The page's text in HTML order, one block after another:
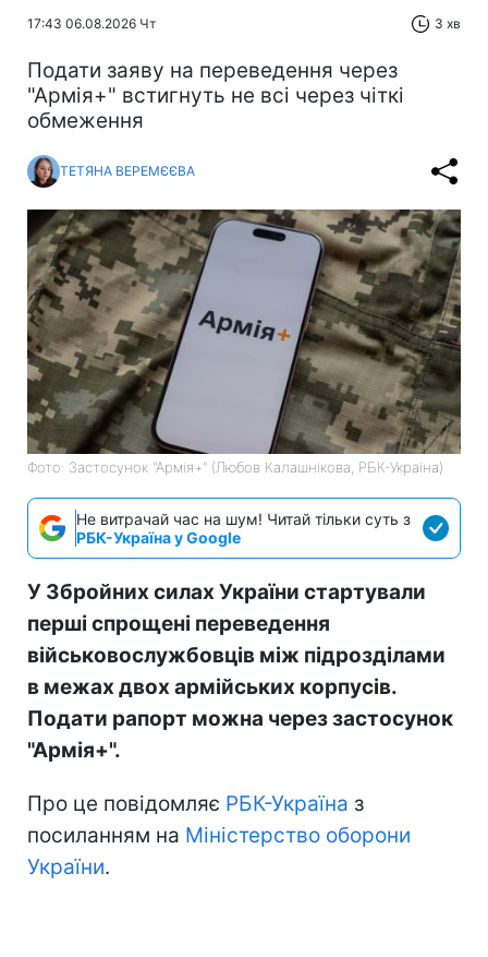
17:43 06.08.2026 Чт 3 хв
Подати заяву на переведення через
"Армія+" встигнуть не всі через чіткі
обмеження
ТЕТЯНА ВЕРЕМЄЄВА
Фото: Застосунок "Армія+" (Любов Калашнікова, РБК-Україна)
Не витрачай час на шум! Читай тільки суть з
РБК-Україна у Google
У Збройних силах України стартували
перші спрощені переведення
військовослужбовців між підрозділами
в межах двох армійських корпусів.
Подати рапорт можна через застосунок
"Армія+".
Про це повідомляє РБК-Україна з
посиланням на Міністерство оборони
України.